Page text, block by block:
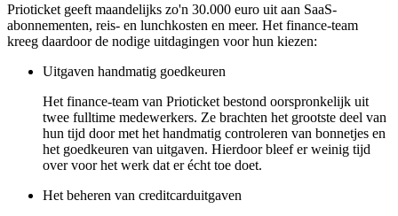
Prioticket geeft maandelijks zo'n 30.000 euro uit aan SaaS-
abonnementen, reis- en lunchkosten en meer. Het finance-team
kreeg daardoor de nodige uitdagingen voor hun kiezen:
Uitgaven handmatig goedkeuren
Het finance-team van Prioticket bestond oorspronkelijk uit
twee fulltime medewerkers. Ze brachten het grootste deel van
hun tijd door met het handmatig controleren van bonnetjes en
het goedkeuren van uitgaven. Hierdoor bleef er weinig tijd
over voor het werk dat er écht toe doet.
Het beheren van creditcarduitgaven